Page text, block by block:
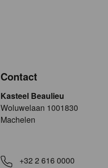
Contact
Kasteel Beaulieu
​​​Woluwelaan 1001830
Machelen
+32 2 616 0000